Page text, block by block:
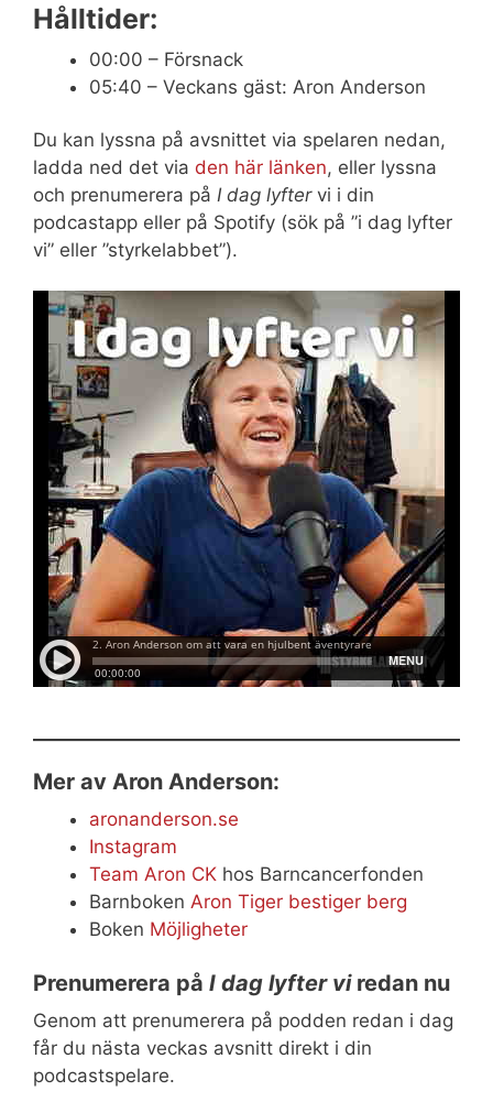
Hålltider:
00:00 – Försnack
05:40 – Veckans gäst: Aron Anderson
Du kan lyssna på avsnittet via spelaren nedan,
ladda ned det via den här länken, eller lyssna
och prenumerera på I dag lyftervi i din
podcastapp eller på Spotify (sök på ”i dag lyfter
vi” eller ”styrkelabbet”).
Mer av Aron Anderson:
aronanderson.se
Instagram
Team Aron CK hos Barncancerfonden
Barnboken Aron Tiger bestiger berg
Boken Möjligheter
Prenumerera på I dag lyfter viredan nu
Genom att prenumerera på podden redan i dag
får du nästa veckas avsnitt direkt i din
podcastspelare.